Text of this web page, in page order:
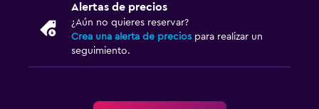
Alertas de precios
¿Aún no quieres reservar?
Crea una alerta de precios para realizar un
seguimiento.